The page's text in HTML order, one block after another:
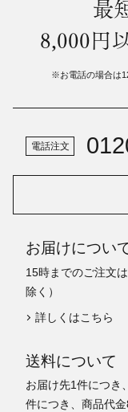
最
8,000円
※お電話の場合は
電話注文
お届けについ
15時までのご注文
除く）
詳しくはこちら
送料について
お届け先1件につき
件につき、商品代